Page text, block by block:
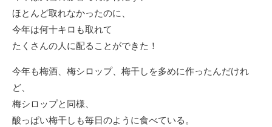
ほとんど取れなかったのに、
今年は何十キロも取れて
たくさんの人に配ることができた！
今年も梅酒、梅シロップ、梅干しを多めに作ったんだけれ
ど、
梅シロップと同様、
酸っぱい梅干しも毎日のように食べている。